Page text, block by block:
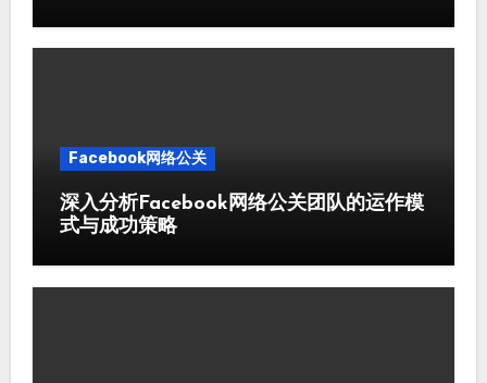
Facebook网络公关
深入分析Facebook网络公关团队的运作模
式与成功策略